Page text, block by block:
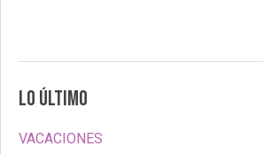
LO ÚLTIMO
VACACIONES